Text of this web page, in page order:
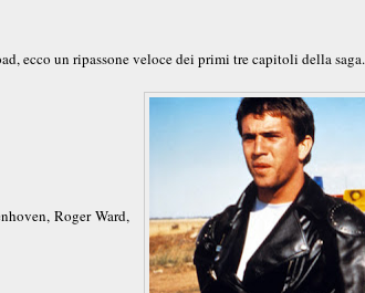
ecco un ripassone veloce dei primi tre capitoli della saga.
Roger Ward,